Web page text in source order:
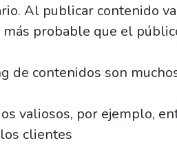
Al publicar contenido
más probable que el
de contenidos son
valiosos, por ejemplo,
clientes